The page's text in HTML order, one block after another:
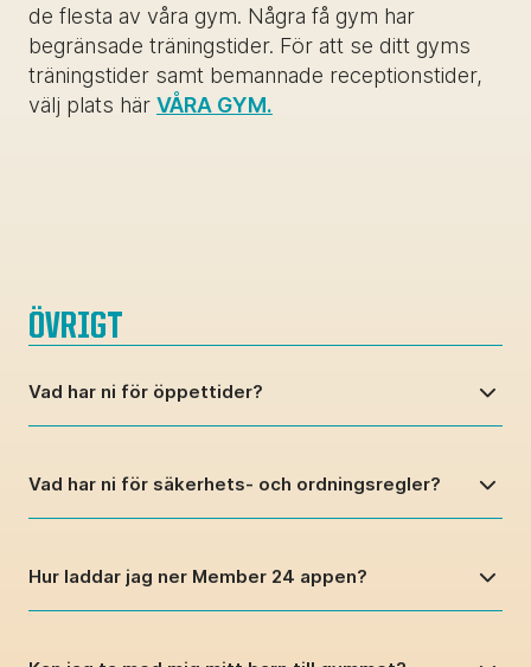
de flesta av våra gym. Några få gym har
begränsade träningstider. För att se ditt gyms
träningstider samt bemannade receptionstider,
välj plats här VÅRA GYM.
ÖVRIGT
Vad har ni för öppettider?
Vad har ni för säkerhets- och ordningsregler?
Hur laddar jag ner Member 24 appen?